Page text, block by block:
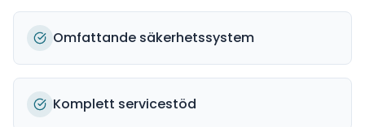
Omfattande säkerhetssystem
Komplett servicestöd